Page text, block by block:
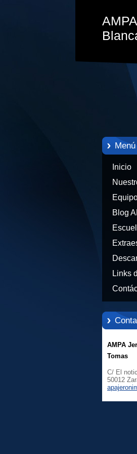
Menú
Inicio
Blog
Links
AMPA
Tomas
C/ El
50012
apajeron